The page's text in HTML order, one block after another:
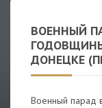
ВОЕННЫЙ
ДОНЕЦКЕ
Военный парад